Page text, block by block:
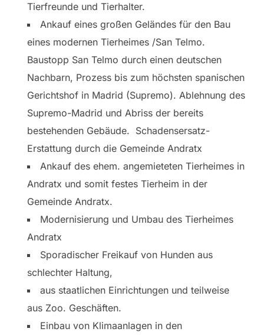
Tierfreunde und Tierhalter.
Ankauf eines großen Geländes für den Bau
eines modernen Tierheimes /San Telmo.
Baustopp San Telmo durch einen deutschen
Nachbarn, Prozess bis zum höchsten spanischen
Gerichtshof in Madrid (Supremo). Ablehnung des
Supremo-Madrid und Abriss der bereits
bestehenden Gebäude. Schadensersatz-
Erstattung durch die Gemeinde Andratx
Ankauf des ehem. angemieteten Tierheimes in
Andratx und somit festes Tierheim in der
Gemeinde Andratx.
Modernisierung und Umbau des Tierheimes
Andratx
Sporadischer Freikauf von Hunden aus
schlechter Haltung,
aus staatlichen Einrichtungen und teilweise
aus Zoo. Geschäften.
Einbau von Klimaanlagen in den